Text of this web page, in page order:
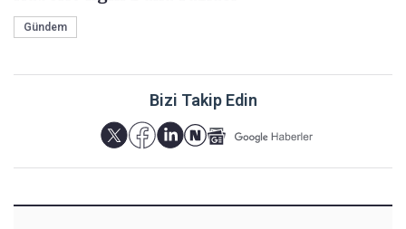
Gündem
Bizi Takip Edin